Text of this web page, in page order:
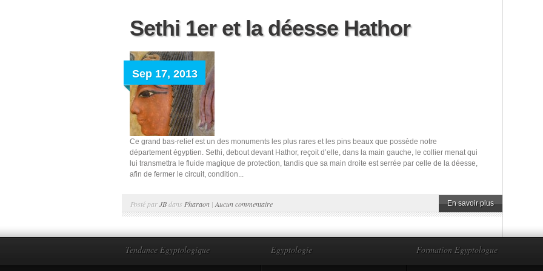
Sethi 1er et la déesse Hathor
Sep 17, 2013
Ce grand bas-relief est un des monuments les plus rares et les pins beaux que possède notre
département égyptien. Sethi, debout devant Hathor, reçoit d’elle, dans la main gauche, le collier menat qui
lui transmettra le fluide magique de protection, tandis que sa main droite est serrée par celle de la déesse,
afin de fermer le circuit, condition...
Posté parJBdans Pharaon | Aucun commentaire En savoir plus
Tendance Egyptologique Egyptologie Formation Egyptologue